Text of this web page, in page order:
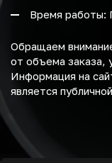
Время работы:
Обращаем
от объема заказа,
Информация на
является